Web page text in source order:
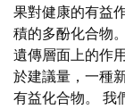
果對健康的有益
積的多酚化合物。
遺傳層面上的作
於建議量，一種
有益化合物。 我